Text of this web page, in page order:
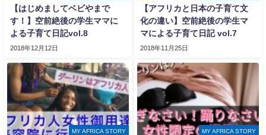
【はじめましてベビやまで
す！】空前絶後の学生ママに
よる子育て日記vol.8
2018年12月12日
【アフリカと日本の子育て文
化の違い】空前絶後の学生マ
マによる子育て日記 vol.7
2018年11月25日
MY AFRICA STORY MY AFRICA STORY